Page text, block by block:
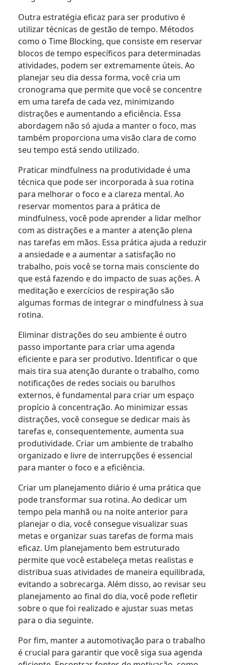
Outra estratégia eficaz para ser produtivo é
utilizar técnicas de gestão de tempo. Métodos
como o Time Blocking, que consiste em reservar
blocos de tempo específicos para determinadas
atividades, podem ser extremamente úteis. Ao
planejar seu dia dessa forma, você cria um
cronograma que permite que você se concentre
em uma tarefa de cada vez, minimizando
distrações e aumentando a eficiência. Essa
abordagem não só ajuda a manter o foco, mas
também proporciona uma visão clara de como
seu tempo está sendo utilizado.
Praticar mindfulness na produtividade é uma
técnica que pode ser incorporada à sua rotina
para melhorar o foco e a clareza mental. Ao
reservar momentos para a prática de
mindfulness, você pode aprender a lidar melhor
com as distrações e a manter a atenção plena
nas tarefas em mãos. Essa prática ajuda a reduzir
a ansiedade e a aumentar a satisfação no
trabalho, pois você se torna mais consciente do
que está fazendo e do impacto de suas ações. A
meditação e exercícios de respiração são
algumas formas de integrar o mindfulness à sua
rotina.
Eliminar distrações do seu ambiente é outro
passo importante para criar uma agenda
eficiente e para ser produtivo. Identificar o que
mais tira sua atenção durante o trabalho, como
notificações de redes sociais ou barulhos
externos, é fundamental para criar um espaço
propício à concentração. Ao minimizar essas
distrações, você consegue se dedicar mais às
tarefas e, consequentemente, aumenta sua
produtividade. Criar um ambiente de trabalho
organizado e livre de interrupções é essencial
para manter o foco e a eficiência.
Criar um planejamento diário é uma prática que
pode transformar sua rotina. Ao dedicar um
tempo pela manhã ou na noite anterior para
planejar o dia, você consegue visualizar suas
metas e organizar suas tarefas de forma mais
eficaz. Um planejamento bem estruturado
permite que você estabeleça metas realistas e
distribua suas atividades de maneira equilibrada,
evitando a sobrecarga. Além disso, ao revisar seu
planejamento ao final do dia, você pode refletir
sobre o que foi realizado e ajustar suas metas
para o dia seguinte.
Por fim, manter a automotivação para o trabalho
é crucial para garantir que você siga sua agenda